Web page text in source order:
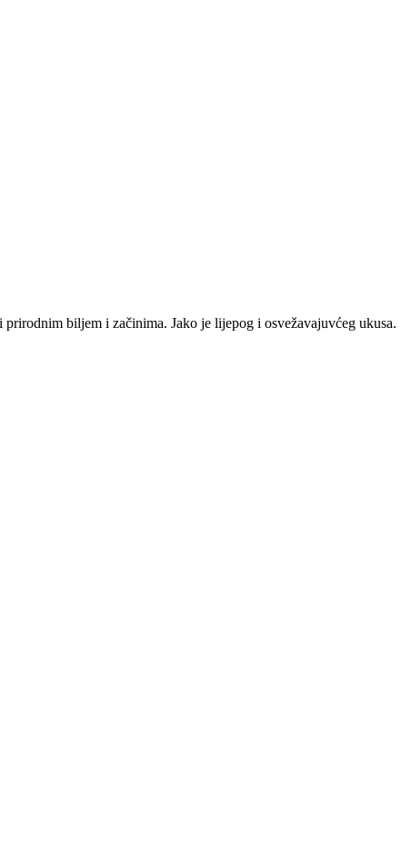
biljem i začinima. Jako je lijepog i osvežavajuvćeg ukusa.